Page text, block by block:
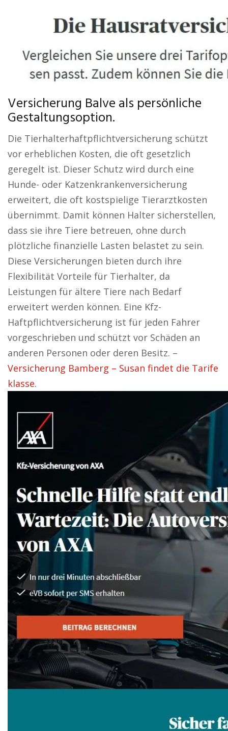
Versicherung Balve als persönliche
Gestaltungsoption.
Die Tierhalterhaftpflichtversicherung schützt
vor erheblichen Kosten, die oft gesetzlich
geregelt ist. Dieser Schutz wird durch eine
Hunde- oder Katzenkrankenversicherung
erweitert, die oft kostspielige Tierarztkosten
übernimmt. Damit können Halter sicherstellen,
dass sie ihre Tiere betreuen, ohne durch
plötzliche finanzielle Lasten belastet zu sein.
Diese Versicherungen bieten durch ihre
Flexibilität Vorteile für Tierhalter, da
Leistungen für ältere Tiere nach Bedarf
erweitert werden können. Eine Kfz-
Haftpflichtversicherung ist für jeden Fahrer
vorgeschrieben und schützt vor Schäden an
anderen Personen oder deren Besitz. –
Versicherung Bamberg – Susan findet die Tarife
klasse.